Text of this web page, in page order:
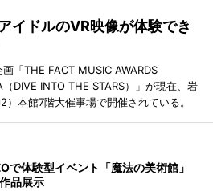
イドルのVR映像が体験でき
「THE FACT MUSIC AWARDS
DIVE INTO THE STARS）」が現在、岩
本館7階大催事場で開催されている。
で体験型イベント「魔法の美術館」
品展示